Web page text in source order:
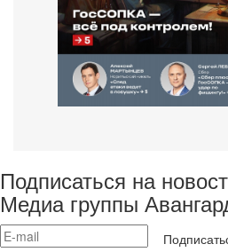
Подписаться на
Медиа группы